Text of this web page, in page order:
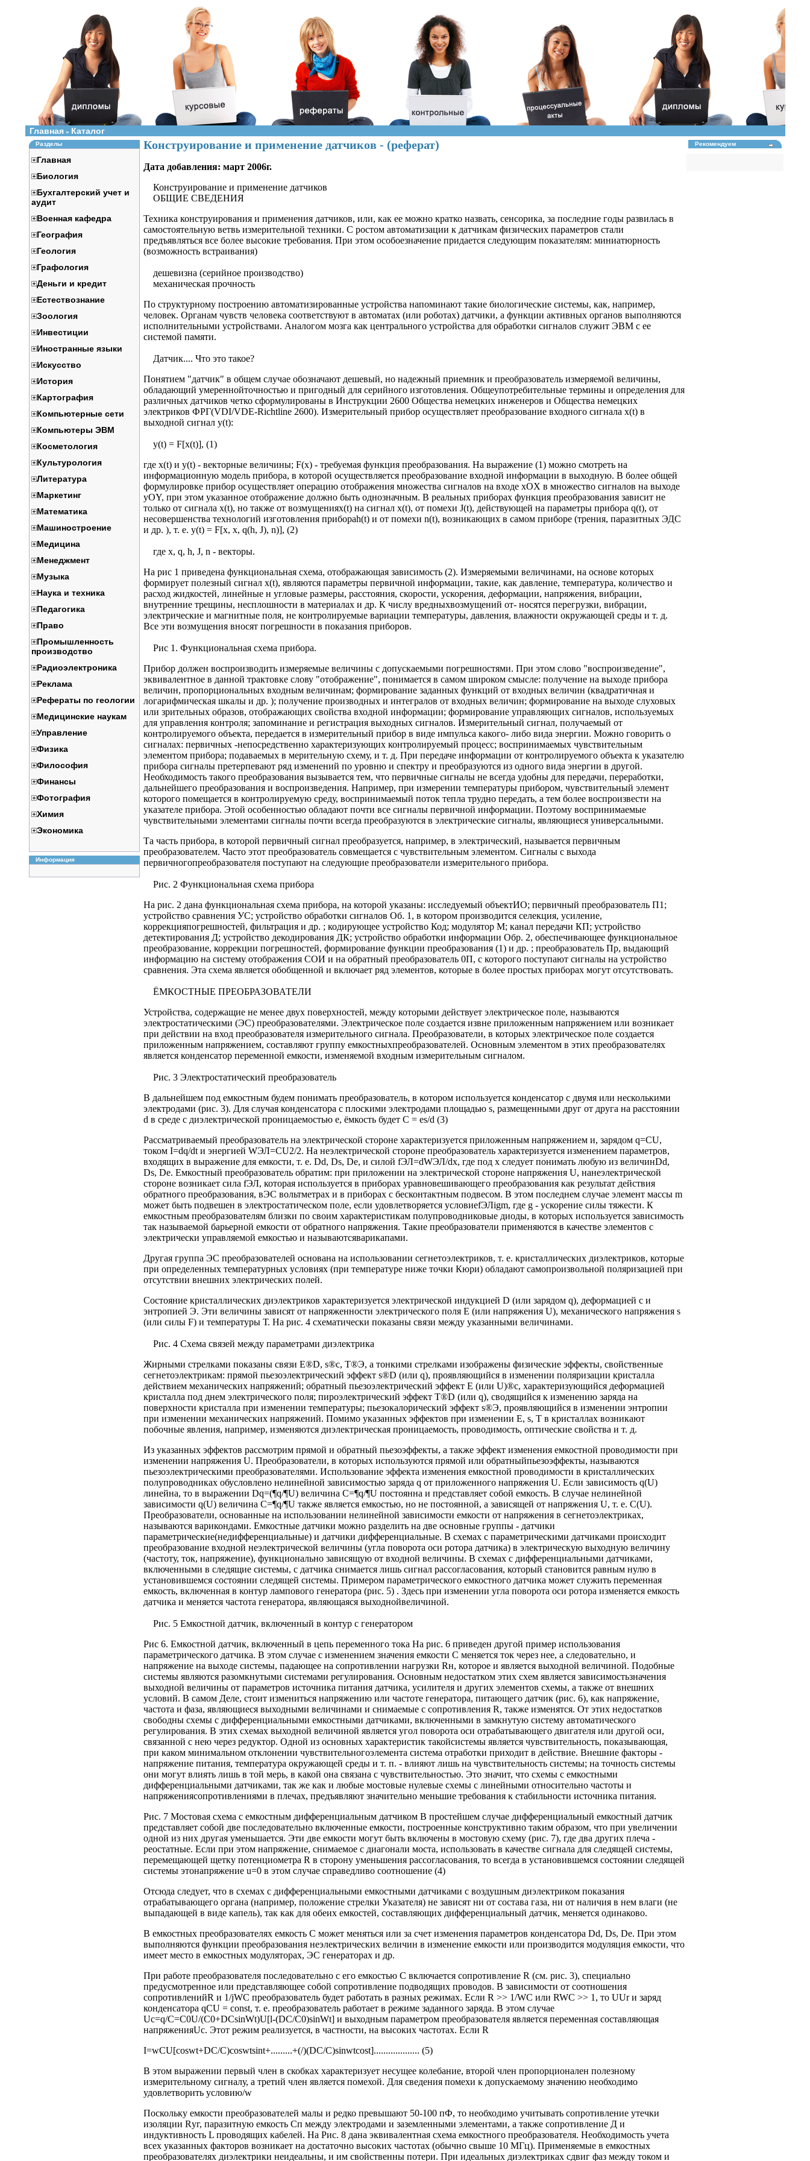
Главная» Каталог
Разделы
Главная
Биология
Бухгалтерский учет и
аудит
Военная кафедра
География
Геология
Графология
Деньги и кредит
Естествознание
Зоология
Инвестиции
Иностранные языки
Искусство
История
Картография
Компьютерные сети
Компьютеры ЭВМ
Косметология
Культурология
Литература
Маркетинг
Математика
Машиностроение
Медицина
Менеджмент
Музыка
Наука и техника
Педагогика
Право
Промышленность
производство
Радиоэлектроника
Реклама
Рефераты по геологии
Медицинские наукам
Управление
Физика
Философия
Финансы
Фотография
Химия
Экономика
Информация
Конструирование и применение датчиков - (реферат)
Дата добавления: март 2006г.
Конструирование и применение датчиков
ОБЩИЕ СВЕДЕНИЯ
Техника конструирования и применения датчиков, или, как ее можно кратко назвать, сенсорика, за последние годы развилась в
самостоятельную ветвь измерительной техники. С ростом автоматизации к датчикам физических параметров стали
предъявляться все более высокие требования. При этом особоезначение придается следующим показателям: миниатюрность
(возможность встраивания)
дешевизна (серийное производство)
механическая прочность
По структурному построению автоматизированные устройства напоминают такие биологические системы, как, например,
человек. Органам чувств человека соответствуют в автоматах (или роботах) датчики, а функции активных органов выполняются
исполнительными устройствами. Аналогом мозга как центрального устройства для обработки сигналов служит ЭВМ с ее
системой памяти.
Датчик.... Что это такое?
Понятием "датчик" в общем случае обозначают дешевый, но надежный приемник и преобразователь измеряемой величины,
обладающий умереннойточностью и пригодный для серийного изготовления. Общеупотребительные термины и определения для
различных датчиков четко сформулированы в Инструкции 2600 Общества немецких инженеров и Общества немецких
электриков ФРГ(VDI/VDE-Richtline 2600). Измерительный прибор осуществляет преобразование входного сигнала x(t) в
выходной сигнал y(t):
y(t) = F[x(t)], (1)
где x(t) и y(t) - векторные величины; F(x) - требуемая функция преобразования. На выражение (1) можно смотреть на
информационную модель прибора, в которой осуществляется преобразование входной информации в выходную. В более общей
формулировке прибор осуществляет операцию отображения множества сигналов на входе xОX в множество сигналов на выходе
yОY, при этом указанное отображение должно быть однозначным. В реальных приборах функция преобразования зависит не
только от сигнала x(t), но также от возмущенияx(t) на сигнал x(t), от помехи J(t), действующей на параметры прибора q(t), от
несовершенства технологий изготовления прибораh(t) и от помехи n(t), возникающих в самом приборе (трения, паразитных ЭДС
и др. ), т. е. y(t) = F[x, x, q(h, J), n)], (2)
где x, q, h, J, n - векторы.
На рис 1 приведена функциональная схема, отображающая зависимость (2). Измеряемыми величинами, на основе которых
формирует полезный сигнал х(t), являются параметры первичной информации, такие, как давление, температура, количество и
расход жидкостей, линейные н угловые размеры, расстояния, скорости, ускорения, деформации, напряжения, вибрации,
внутренние трещины, несплошности в материалах и др. К числу вредныхвозмущений от- носятся перегрузки, вибрации,
электрические и магнитные поля, не контролируемые вариации температуры, давления, влажности окружающей среды и т. д.
Все эти возмущения вносят погрешности в показания приборов.
Рис 1. Функциональная схема прибора.
Прибор должен воспроизводить измеряемые величины с допускаемыми погрешностями. При этом слово "воспроизведение",
эквивалентное в данной трактовке слову "отображение", понимается в самом широком смысле: получение на выходе прибора
величин, пропорциональных входным величинам; формирование заданных функций от входных величин (квадратичная и
логарифмическая шкалы и др. ); получение производных и интегралов от входных величин; формирование на выходе слуховых
или зрительных образов, отображающих свойства входной информации; формирование управляющих сигналов, используемых
для управления контроля; запоминание и регистрация выходных сигналов. Измерительный сигнал, получаемый от
контролируемого объекта, передается в измерительный прибор в виде импульса какого- либо вида энергии. Можно говорить о
сигналах: первичных -непосредственно характеризующих контролируемый процесс; воспринимаемых чувствительным
элементом прибора; подаваемых в мерительную схему, и т. д. При передаче информации от контролируемого объекта к указателю
прибора сигналы претерпевают ряд изменений по уровню и спектру и преобразуются из одного вида энергии в другой.
Необходимость такого преобразования вызывается тем, что первичные сигналы не всегда удобны для передачи, переработки,
дальнейшего преобразования и воспроизведения. Например, при измерении температуры прибором, чувствительный элемент
которого помещается в контролируемую среду, воспринимаемый поток тепла трудно передать, а тем более воспроизвести на
указателе прибора. Этой особенностью обладают почти все сигналы первичной информации. Поэтому воспринимаемые
чувствительными элементами сигналы почти всегда преобразуются в электрические сигналы, являющиеся универсальными.
Та часть прибора, в которой первичный сигнал преобразуется, например, в электрический, называется первичным
преобразователем. Часто этот преобразователь совмещается с чувствительным элементом. Сигналы с выхода
первичногопреобразователя поступают на следующие преобразователи измерительного прибора.
Рис. 2 Функциональная схема прибора
На рис. 2 дана функциональная схема прибора, на которой указаны: исследуемый объектИО; первичный преобразователь П1;
устройство сравнения УС; устройство обработки сигналов Об. 1, в котором производится селекция, усиление,
коррекцияпогрешностей, фильтрация и др. ; кодирующее устройство Код; модулятор М; канал передачи КП; устройство
детектирования Д; устройство декодирования ДК; устройство обработки информации Oбр. 2, обеспечивающее функциональное
преобразование, коррекции погрешностей, формирование функции преобразования (1) и др. ; преобразователь Пр, выдающий
информацию на систему отображения СОИ и на обратный преобразователь 0П, с которого поступают сигналы на устройство
сравнения. Эта схема является обобщенной и включает ряд элементов, которые в более простых приборах могут отсутствовать.
ЁМКОСТНЫЕ ПРЕОБРАЗОВАТЕЛИ
Устройства, содержащие не менее двух поверхностей, между которыми действует электрическое поле, называются
электростатическими (ЭС) преобразователями. Электрическое поле создается извне приложенным напряжением или возникает
при действии на вход преобразователя измерительного сигнала. Преобразователи, в которых электрическое поле создается
приложенным напряжением, составляют группу емкостныхпреобразователей. Основным элементом в этих преобразователях
является конденсатор переменной емкости, изменяемой входным измерительным сигналом.
Рис. 3 Электростатический преобразователь
В дальнейшем под емкостным будем понимать преобразователь, в котором используется конденсатор с двумя или несколькими
электродами (рис. 3). Для случая конденсатора с плоскими электродами площадью s, размещенными друг от друга на расстоянии
d в среде с диэлектрической проницаемостью e, ёмкость будет C = es/d (3)
Рассматриваемый преобразователь на электрической стороне характеризуется приложенным напряжением и, зарядом q=CU,
током I=dq/dt и энергией WЭЛ=CU2/2. На неэлектрической стороне преобразователь характеризуется изменением параметров,
входящих в выражение для емкости, т. е. Dd, Ds, De, и силой fЭЛ=dWЭЛ/dx, где под х следует понимать любую из величинDd,
Ds, De. Емкостный преобразователь обратим: при приложении на электрической стороне напряжения U, нанеэлектрической
стороне возникает сила fЭЛ, которая используется в приборах уравновешивающего преобразования как результат действия
обратного преобразования, вЭС вольтметрах и в приборах с бесконтактным подвесом. В этом последнем случае элемент массы m
может быть подвешен в электростатическом поле, если удовлетворяется условиеfЭЛіgm, где g - ускорение силы тяжести. К
емкостным преобразователям близки по своим характеристикам полупроводниковые диоды, в которых используется зависимость
так называемой барьерной емкости от обратного напряжения. Такие преобразователи применяются в качестве элементов с
электрически управляемой емкостью и называютсяварикапами.
Другая группа ЭС преобразователей основана на использовании сегнетоэлектриков, т. е. кристаллических диэлектриков, которые
при определенных температурных условиях (при температуре ниже точки Кюри) обладают самопроизвольной поляризацией при
отсутствии внешних электрических полей.
Состояние кристаллических диэлектриков характеризуется электрической индукцией D (или зарядом q), деформацией c и
энтропией Э. Эти величины зависят от напряженности электрического поля Е (или напряжения U), механического напряжения s
(или силы F) и температуры Т. На рис. 4 схематически показаны связи между указанными величинами.
Рис. 4 Схема связей между параметрами диэлектрика
Жирными стрелками показаны связи Е®D, s®c, T®Э, а тонкими стрелками изображены физические эффекты, свойственные
сегнетоэлектрикам: прямой пьезоэлектрический эффект s®D (или q), проявляющийся в изменении поляризации кристалла
действием механических напряжений; обратный пьезоэлектрический эффект Е (или U)®c, характеризующийся деформацией
кристалла под днем электрического поля; пироэлектрический эффект T®D (или q), сводящийся к изменению заряда на
поверхности кристалла при изменении температуры; пьезокалорический эффект s®Э, проявляющийся в изменении энтропии
при изменении механических напряжений. Помимо указанных эффектов при изменении Е, s, Т в кристаллах возникают
побочные явления, например, изменяются диэлектрическая проницаемость, проводимость, оптические свойства и т. д.
Из указанных эффектов рассмотрим прямой и обратный пьезоэффекты, а также эффект изменения емкостной проводимости при
изменении напряжения U. Преобразователи, в которых используются прямой или обратныйпьезоэффекты, называются
пьезоэлектрическими преобразователями. Использование эффекта изменения емкостной проводимости в кристаллических
полупроводниках обусловлено нелинейной зависимостью заряда q от приложенного напряжения U. Если зависимость q(U)
линейна, то в выражении Dq=(¶q/¶U) величина C=¶q/¶U постоянна и представляет собой емкость. В случае нелинейной
зависимости q(U) величина C=¶q/¶U также является емкостью, но не постоянной, а зависящей от напряжения U, т. е. C(U).
Преобразователи, основанные на использовании нелинейной зависимости емкости от напряжения в сегнетоэлектриках,
называются варикондами. Емкостные датчики можно разделить на две основные группы - датчики
параметрические(недифференциальные) и датчики дифференциальные. В схемах с параметрическими датчиками происходит
преобразование входной неэлектрической величины (угла поворота оси ротора датчика) в электрическую выходную величину
(частоту, ток, напряжение), функционально зависящую от входной величины. В схемах с дифференциальными датчиками,
включенными в следящие системы, с датчика снимается лишь сигнал рассогласования, который становится равным нулю в
установившемся состоянии следящей системы. Примером параметрического емкостного датчика может служить переменная
емкость, включенная в контур лампового генератора (рис. 5) . Здесь при изменении угла поворота оси ротора изменяется емкость
датчика и меняется частота генератора, являющаяся выходнойвеличиной.
Рис. 5 Емкостной датчик, включенный в контур с генератором
Рис 6. Емкостной датчик, включенный в цепь переменного тока На рис. 6 приведен другой пример использования
параметрического датчика. В этом случае с изменением значения емкости С меняется ток через нее, а следовательно, и
напряжение на выходе системы, падающее на сопротивлении нагрузки Rн, которое и является выходной величиной. Подобные
системы являются разомкнутыми системами регулирования. Основным недостатком этих схем является зависимостьзначения
выходной величины от параметров источника питания датчика, усилителя и других элементов схемы, а также от внешних
условий. В самом Деле, стоит измениться напряжению или частоте генератора, питающего датчик (рис. 6), как напряжение,
частота и фаза, являющиеся выходными величинами и снимаемые с сопротивления R, также изменятся. От этих недостатков
свободны схемы с дифференциальными емкостными датчиками, включенными в замкнутую систему автоматического
регулирования. В этих схемах выходной величиной является угол поворота оси отрабатывающего двигателя или другой оси,
связанной с нею через редуктор. Одной из основных характеристик такойсистемы является чувствительность, показывающая,
при каком минимальном отклонении чувствительногоэлемента система отработки приходит в действие. Внешние факторы -
напряжение питания, температура окружающей среды и т. п. - влияют лишь на чувствительность системы; на точность системы
они могут влиять лишь в той мерь, в какой она связана с чувствительностью. Это значит, что схемы с емкостными
дифференциальными датчиками, так же как и любые мостовые нулевые схемы с линейными относительно частоты и
напряжениясопротивлениями в плечах, предъявляют значительно меньшие требования к стабильности источника питания.
Рис. 7 Мостовая схема с емкостным дифференциальным датчиком В простейшем случае дифференциальный емкостный датчик
представляет собой две последовательно включенные емкости, построенные конструктивно таким образом, что при увеличении
одной из них другая уменьшается. Эти две емкости могут быть включены в мостовую схему (рис. 7), где два других плеча -
реостатные. Если при этом напряжение, снимаемое с диагонали моста, использовать в качестве сигнала для следящей системы,
перемещающей щетку потенциометра R в сторону уменьшения рассогласования, то всегда в установившемся состоянии следящей
системы этонапряжение u=0 в этом случае справедливо соотношение (4)
Отсюда следует, что в схемах с дифференциальными емкостными датчиками с воздушным диэлектриком показания
отрабатывающего органа (например, положение стрелки Указателя) не зависят ни от состава газа, ни от наличия в нем влаги (не
выпадающей в виде капель), так как для обеих емкостей, составляющих дифференциальный датчик, меняется одинаково.
В емкостных преобразователях емкость С может меняться или за счет изменения параметров конденсатора Dd, Ds, De. При этом
выполняются функции преобразования неэлектрических величин в изменение емкости или производится модуляция емкости, что
имеет место в емкостных модуляторах, ЭС генераторах и др.
При работе преобразователя последовательно с его емкостью С включается сопротивление R (см. рис. 3), специально
предусмотренное или представляющее собой сопротивление подводящих проводов. В зависимости от соотношения
сопротивленийR и 1/jWC преобразователь будет работать в разных режимах. Если R >> 1/WC или RWC >> 1, то UUr и заряд
конденсатора qCU = const, т. е. преобразователь работает в режиме заданного заряда. В этом случае
Uс=q/C=C0U/(C0+DCsinWt)U[l-(DC/C0)sinWt] и выходным параметром преобразователя является переменная составляющая
напряженияUс. Этот режим реализуется, в частности, на высоких частотах. Если R
I=wCU[coswt+DC/C)coswtsint+.........+(/)(DC/C)sinwtcost]................... (5)
В этом выражении первый член в скобках характеризует несущее колебание, второй член пропорционален полезному
измерительному сигналу, а третий член является помехой. Для сведения помехи к допускаемому значению необходимо
удовлетворить условию/w
Поскольку емкости преобразователей малы и редко превышают 50-100 пФ, то необходимо учитывать сопротивление утечки
изоляции Rуг, паразитную емкость Сп между электродами и заземленными элементами, а также сопротивление Д и
индуктивность L проводящих кабелей. На Рис. 8 дана эквивалентная схема емкостного преобразователя. Необходимость учета
всех указанных факторов возникает на достаточно высоких частотах (обычно свыше 10 МГц). Применяемые в емкостных
преобразователях диэлектрики неидеальны, и им свойственны потери. При идеальных диэлектриках сдвиг фаз между током и
Рекомендуем